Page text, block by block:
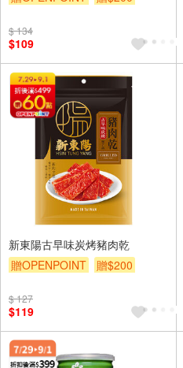
$ 134
$109
新東陽古早味炭烤豬肉乾
贈OPENPOINT
贈$200
$ 127
$119